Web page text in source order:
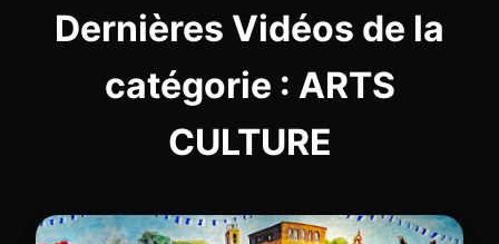
Dernières Vidéos de la
catégorie : ARTS
CULTURE